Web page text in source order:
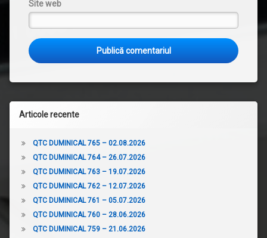
Site web
Articole recente
QTC DUMINICAL 765 – 02.08.2026
QTC DUMINICAL 764 – 26.07.2026
QTC DUMINICAL 763 – 19.07.2026
QTC DUMINICAL 762 – 12.07.2026
QTC DUMINICAL 761 – 05.07.2026
QTC DUMINICAL 760 – 28.06.2026
QTC DUMINICAL 759 – 21.06.2026